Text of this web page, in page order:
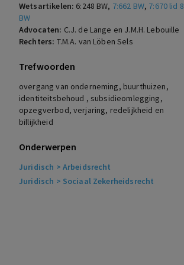
Wetsartikelen: 6:248 BW, 7:662 BW, 7:670 lid 8
BW
Advocaten: C.J. de Lange en J.M.H. Lebouille
Rechters: T.M.A. van Löben Sels
Trefwoorden
overgang van onderneming, buurthuizen,
identiteitsbehoud , subsidieomlegging,
opzegverbod, verjaring, redelijkheid en
billijkheid
Onderwerpen
Juridisch > Arbeidsrecht
Juridisch > Sociaal Zekerheidsrecht